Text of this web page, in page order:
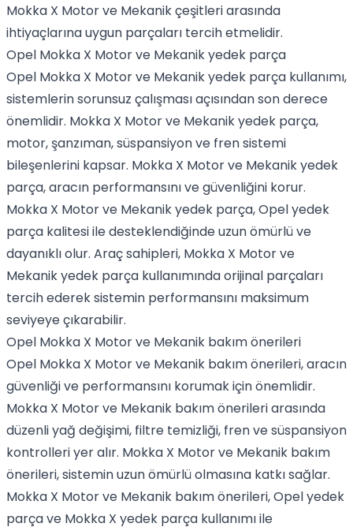
Mokka X Motor ve Mekanik çeşitleri arasında
ihtiyaçlarına uygun parçaları tercih etmelidir.
Opel Mokka X Motor ve Mekanik yedek parça
Opel Mokka X Motor ve Mekanik yedek parça kullanımı,
sistemlerin sorunsuz çalışması açısından son derece
önemlidir. Mokka X Motor ve Mekanik yedek parça,
motor, şanzıman, süspansiyon ve fren sistemi
bileşenlerini kapsar. Mokka X Motor ve Mekanik yedek
parça, aracın performansını ve güvenliğini korur.
Mokka X Motor ve Mekanik yedek parça, Opel yedek
parça kalitesi ile desteklendiğinde uzun ömürlü ve
dayanıklı olur. Araç sahipleri, Mokka X Motor ve
Mekanik yedek parça kullanımında orijinal parçaları
tercih ederek sistemin performansını maksimum
seviyeye çıkarabilir.
Opel Mokka X Motor ve Mekanik bakım önerileri
Opel Mokka X Motor ve Mekanik bakım önerileri, aracın
güvenliği ve performansını korumak için önemlidir.
Mokka X Motor ve Mekanik bakım önerileri arasında
düzenli yağ değişimi, filtre temizliği, fren ve süspansiyon
kontrolleri yer alır. Mokka X Motor ve Mekanik bakım
önerileri, sistemin uzun ömürlü olmasına katkı sağlar.
Mokka X Motor ve Mekanik bakım önerileri, Opel yedek
parça ve Mokka X yedek parça kullanımı ile